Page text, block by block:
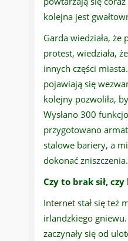
kolejna jest
Garda wiedziała,
protest, wiedziała,
innych części
pojawiają się
kolejny pozwoliła,
Wysłano 300
przygotowano
stalowe bariery, a
dokonać zniszczenia.
Czy to brak sił,
Internet stał się też
irlandzkiego
zaczynały się od